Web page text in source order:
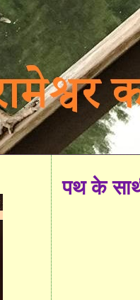
पथ के